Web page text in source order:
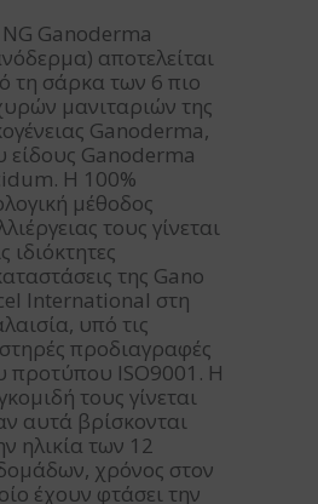
Ganoderma
αποτελείται
τη σάρκα των 6 πιο
μανιταριών της
Ganoderma,
είδους Ganoderma
Η 100%
μέθοδος
τους γίνεται
ιδιόκτητες
της Gano
International στη
υπό τις
προδιαγραφές
προτύπου ISO9001. Η
τους γίνεται
αυτά βρίσκονται
ηλικία των 12
χρόνος στον
έχουν φτάσει την